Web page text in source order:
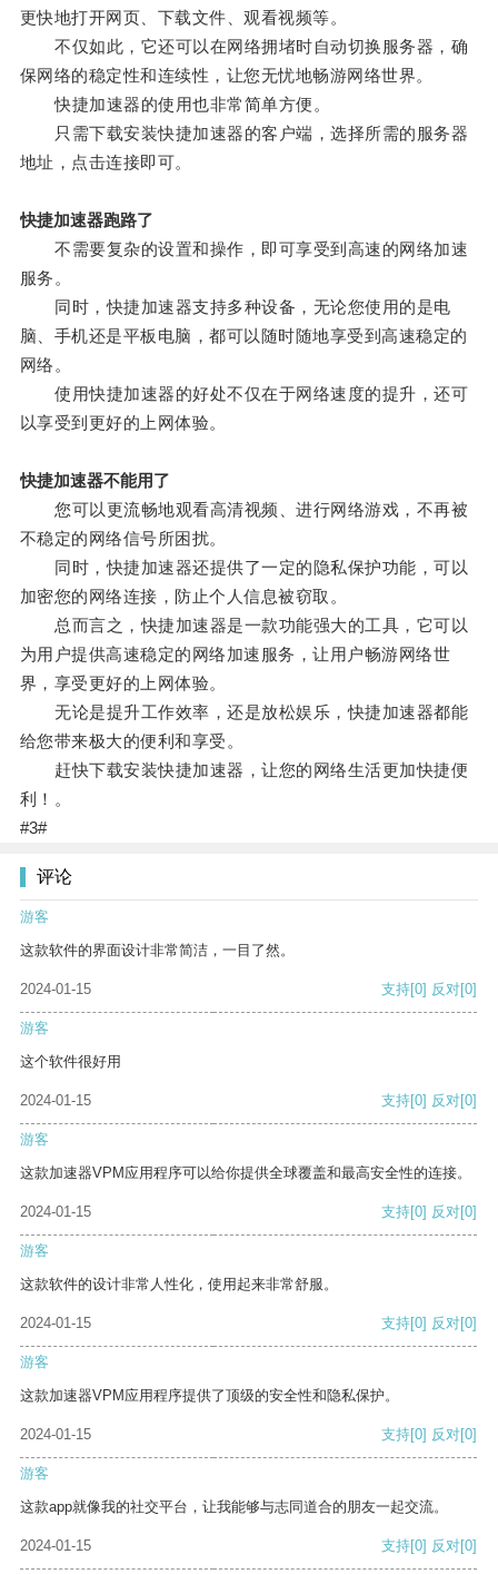
更快地打开网页、下载文件、观看视频等。
不仅如此，它还可以在网络拥堵时自动切换服务器，确
保网络的稳定性和连续性，让您无忧地畅游网络世界。
快捷加速器的使用也非常简单方便。
只需下载安装快捷加速器的客户端，选择所需的服务器
地址，点击连接即可。
快捷加速器跑路了
不需要复杂的设置和操作，即可享受到高速的网络加速
服务。
同时，快捷加速器支持多种设备，无论您使用的是电
脑、手机还是平板电脑，都可以随时随地享受到高速稳定的
网络。
使用快捷加速器的好处不仅在于网络速度的提升，还可
以享受到更好的上网体验。
快捷加速器不能用了
您可以更流畅地观看高清视频、进行网络游戏，不再被
不稳定的网络信号所困扰。
同时，快捷加速器还提供了一定的隐私保护功能，可以
加密您的网络连接，防止个人信息被窃取。
总而言之，快捷加速器是一款功能强大的工具，它可以
为用户提供高速稳定的网络加速服务，让用户畅游网络世
界，享受更好的上网体验。
无论是提升工作效率，还是放松娱乐，快捷加速器都能
给您带来极大的便利和享受。
赶快下载安装快捷加速器，让您的网络生活更加快捷便
利！。
#3#
评论
游客
这款软件的界面设计非常简洁，一目了然。
2024-01-15 支持[0] 反对[0]
游客
这个软件很好用
2024-01-15 支持[0] 反对[0]
游客
这款加速器VPM应用程序可以给你提供全球覆盖和最高安全性的连接。
2024-01-15 支持[0] 反对[0]
游客
这款软件的设计非常人性化，使用起来非常舒服。
2024-01-15 支持[0] 反对[0]
游客
这款加速器VPM应用程序提供了顶级的安全性和隐私保护。
2024-01-15 支持[0] 反对[0]
游客
这款app就像我的社交平台，让我能够与志同道合的朋友一起交流。
2024-01-15 支持[0] 反对[0]